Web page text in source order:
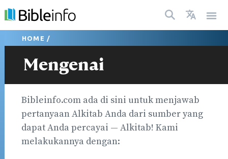
HOME /
Mengenai
Bibleinfo.com ada di sini untuk menjawab
pertanyaan Alkitab Anda dari sumber yang
dapat Anda percayai — Alkitab! Kami
melakukannya dengan: